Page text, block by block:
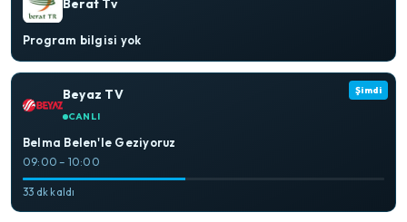
Berat Tv
Program bilgisi yok
Şimdi
Beyaz TV
CANLI
Belma Belen'le Geziyoruz
09:00 – 10:00
33 dk kaldı